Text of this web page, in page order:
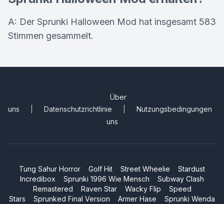
A: Der Sprunki Halloween Mod hat insgesamt 583
Stimmen gesammelt.
Über
uns
Datenschutzrichtlinie
Nutzungsbedingungen
uns
Tung Sahur Horror Golf Hit Street Wheelie
Stardust
Incredibox
Sprunki 1996 Wie Mensch
Subway Clash
Remastered
Raven Star Wacky Flip
Speed
Stars
Sprunked Final Version Armer Hase
Sprunki Wenda